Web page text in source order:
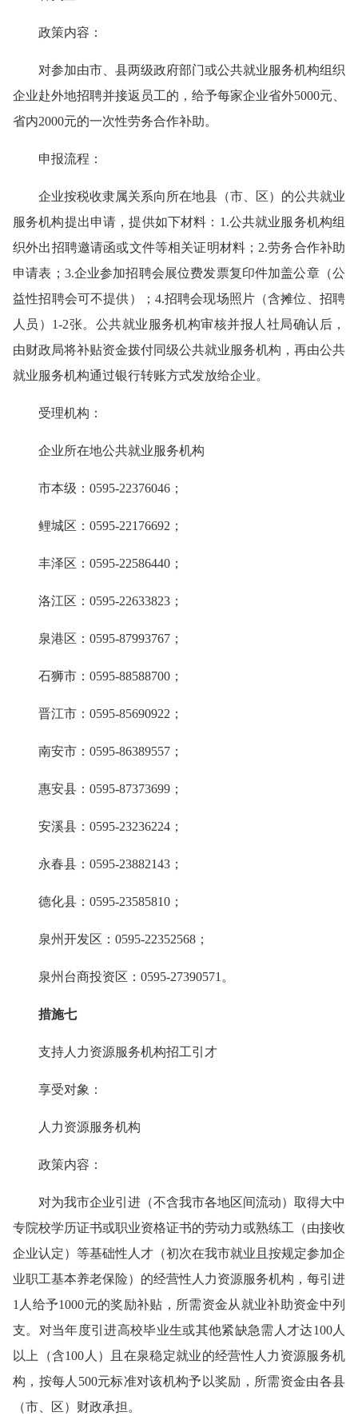
政策内容：
对参加由市、县两级政府部门或公共就业服务机构组织
企业赴外地招聘并接返员工的，给予每家企业省外5000元、
省内2000元的一次性劳务合作补助。
申报流程：
企业按税收隶属关系向所在地县（市、区）的公共就业
服务机构提出申请，提供如下材料：1.公共就业服务机构组
织外出招聘邀请函或文件等相关证明材料；2.劳务合作补助
申请表；3.企业参加招聘会展位费发票复印件加盖公章（公
益性招聘会可不提供）；4.招聘会现场照片（含摊位、招聘
人员）1-2张。公共就业服务机构审核并报人社局确认后，
由财政局将补贴资金拨付同级公共就业服务机构，再由公共
就业服务机构通过银行转账方式发放给企业。
受理机构：
企业所在地公共就业服务机构
市本级：0595-22376046；
鲤城区：0595-22176692；
丰泽区：0595-22586440；
洛江区：0595-22633823；
泉港区：0595-87993767；
石狮市：0595-88588700；
晋江市：0595-85690922；
南安市：0595-86389557；
惠安县：0595-87373699；
安溪县：0595-23236224；
永春县：0595-23882143；
德化县：0595-23585810；
泉州开发区：0595-22352568；
泉州台商投资区：0595-27390571。
措施七
支持人力资源服务机构招工引才
享受对象：
人力资源服务机构
政策内容：
对为我市企业引进（不含我市各地区间流动）取得大中
专院校学历证书或职业资格证书的劳动力或熟练工（由接收
企业认定）等基础性人才（初次在我市就业且按规定参加企
业职工基本养老保险）的经营性人力资源服务机构，每引进
1人给予1000元的奖励补贴，所需资金从就业补助资金中列
支。对当年度引进高校毕业生或其他紧缺急需人才达100人
以上（含100人）且在泉稳定就业的经营性人力资源服务机
构，按每人500元标准对该机构予以奖励，所需资金由各县
（市、区）财政承担。